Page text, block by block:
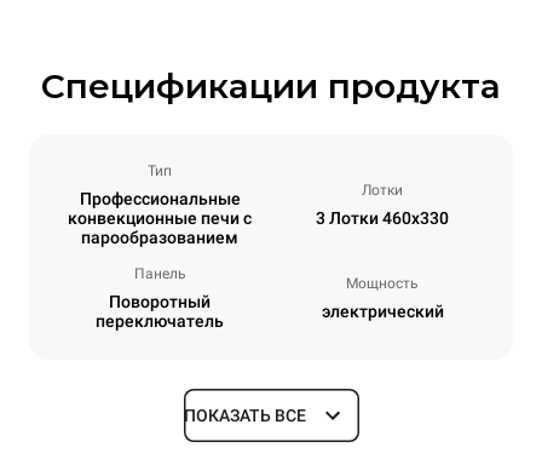
Спецификации продукта
Тип
Профессиональные
конвекционные печи с
парообразованием
Лотки
3 Лотки 460x330
Панель
Поворотный
переключатель
Мощность
электрический
Размеры
ПОКАЗАТЬ ВСЕ